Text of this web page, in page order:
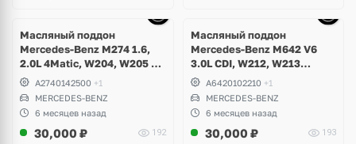
Масляный поддон
Mercedes-Benz M274 1.6,
2.0L 4Matic, W204, W205 C-
Class, GLK, W212, W213 E-
Class, W253 GLC
A2740142500 +1
MERCEDES-BENZ
6 месяцев назад
30,000 ₽ 192
Масляный поддон
Mercedes-Benz M642 V6
3.0L CDI, W212, W213
E350d, W463 G350d, W253
GLC 350d, W166 GL, GLE,
GLS, W292 GLE350d, W251
R350d, W217, W222 S400d
A6420102210 +1
MERCEDES-BENZ
6 месяцев назад
30,000 ₽ 193